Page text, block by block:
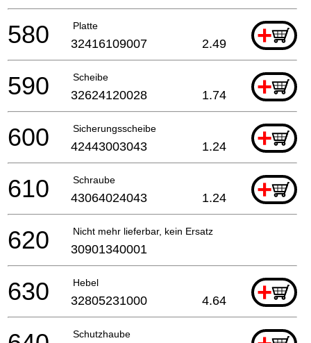
Platte +
580 32416109007 2.49
Scheibe +
590 32624120028 1.74
Sicherungsscheibe +
600 42443003043 1.24
Schraube +
610 43064024043 1.24
Nicht mehr lieferbar, kein Ersatz
620 30901340001
Hebel +
630 32805231000 4.64
Schutzhaube